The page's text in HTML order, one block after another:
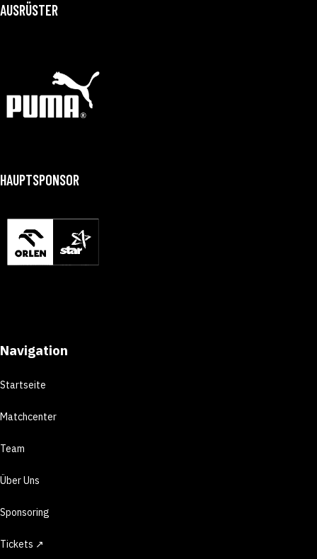
AUSRÜSTER
HAUPTSPONSOR
Navigation
Startseite
Matchcenter
Team
Über Uns
Sponsoring
Tickets ↗